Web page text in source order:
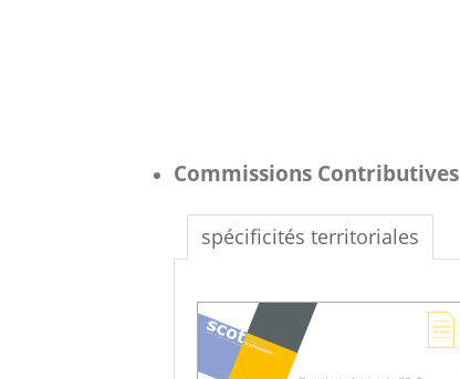
Commissions Contributives
spécificités territoriales